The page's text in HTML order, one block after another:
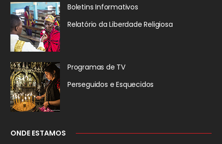
Boletins Informativos
Relatório da Liberdade Religiosa
Programas de TV
Perseguidos e Esquecidos
ONDE ESTAMOS